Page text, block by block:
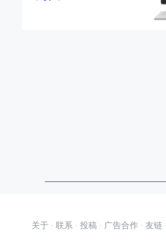
关于 · 联系 · 投稿 · 广告合作 · 友链 ·